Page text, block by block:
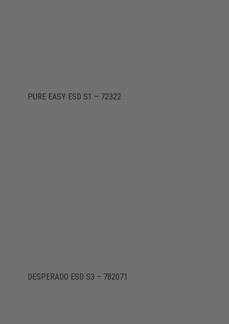
PURE EASY ESD S1 – 72322
DESPERADO ESD S3 – 782071